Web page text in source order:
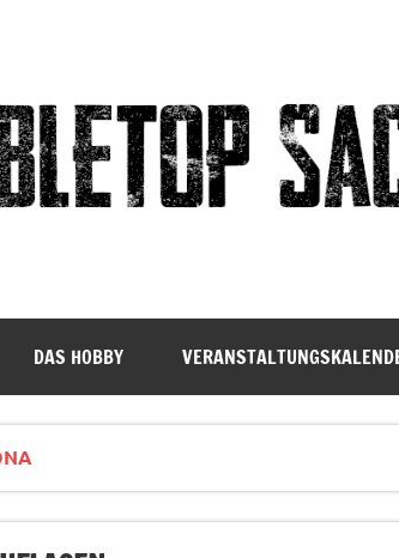
DAS HOBBY